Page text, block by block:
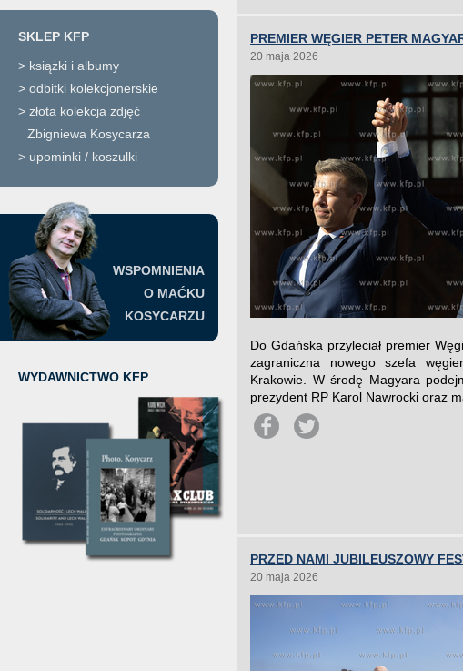
SKLEP KFP
> książki i albumy
> odbitki kolekcjonerskie
> złota kolekcja zdjęć
Zbigniewa Kosycarza
> upominki / koszulki
WSPOMNIENIA
O MAĆKU
KOSYCARZU
WYDAWNICTWO KFP
PREMIER WĘGIER PETER
20 maja 2026
Do Gdańska przyleciał premier
zagraniczna nowego szefa
Krakowie. W środę Magyara
prezydent RP Karol Nawrocki oraz
PRZED NAMI JUBILEUSZOWY
20 maja 2026